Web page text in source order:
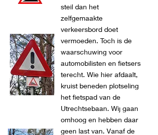
steil dan het
zelfgemaakte
verkeersbord doet
vermoeden. Toch is de
waarschuwing voor
automobilisten en fietsers
terecht. Wie hier afdaalt,
kruist beneden plotseling
het fietspad van de
Utrechtsebaan. Wij gaan
omhoog en hebben daar
geen last van. Vanaf de